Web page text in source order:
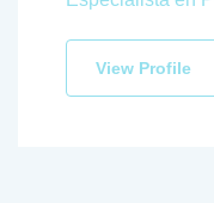
View Profile